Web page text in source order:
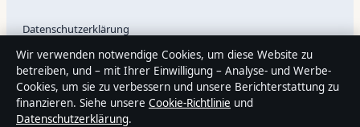
Datenschutzerklärung
Über Politikstudio in Kürze
Politikstudio ist ein unabhängiger digitaler Nachrichtenanbieter
Wir verwenden notwendige Cookies, um diese Website zu
betreiben, und – mit Ihrer Einwilligung – Analyse- und Werbe-
Cookies, um sie zu verbessern und unsere Berichterstattung zu
finanzieren. Siehe unsere Cookie-Richtlinie und
Datenschutzerklärung.